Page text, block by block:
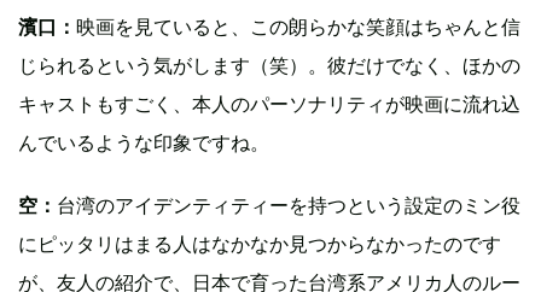
濱口： 映画を見ていると、この朗らかな笑顔はちゃんと信
じられるという気がします（笑）。彼だけでなく、ほかの
キャストもすごく、本人のパーソナリティが映画に流れ込
んでいるような印象ですね。
空： 台湾のアイデンティティーを持つという設定のミン役
にピッタリはまる人はなかなか見つからなかったのです
が、友人の紹介で、日本で育った台湾系アメリカ人のルー